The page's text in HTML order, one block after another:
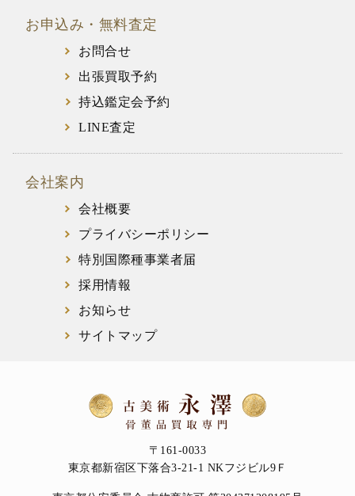
お申込み・無料査定
お問合せ
出張買取予約
持込鑑定会予約
LINE査定
会社案内
会社概要
プライバシーポリシー
特別国際種事業者届
採用情報
お知らせ
サイトマップ
〒161-0033
東京都新宿区下落合3-21-1 NKフジビル9Ｆ